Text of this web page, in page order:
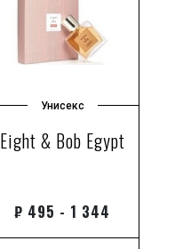
Унисекс
Eight & Bob Egypt
₽ 495 - 1 344